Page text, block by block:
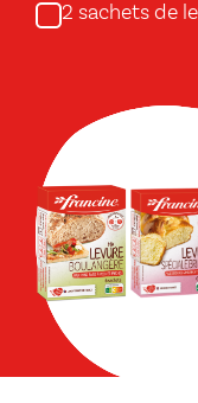
2 sachets de